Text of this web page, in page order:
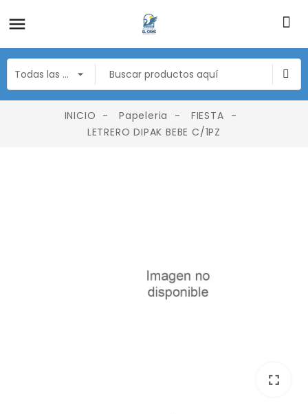
INICIO Papeleria
FIESTA
LETRERO DIPAK BEBE C/1PZ
fullscreen